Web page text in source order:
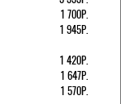
1 700Р.
1 945Р.
1 420Р.
1 647Р.
1 570Р.